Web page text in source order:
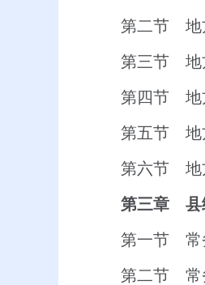
第二节 地
第三节 地
第四节 地
第五节 地
第六节 地
第三章 县
第一节 常
第二节 常